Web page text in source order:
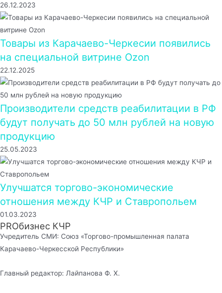
26.12.2023
Товары из Карачаево-Черкесии появились
на специальной витрине Ozon
22.12.2025
Производители средств реабилитации в РФ
будут получать до 50 млн рублей на новую
продукцию
25.05.2023
Улучшатся торгово-экономические
отношения между КЧР и Ставропольем
01.03.2023
PROбизнес КЧР
Учредитель СМИ: Союз «Торгово-промышленная палата
Карачаево-Черкесской Республики»
Главный редактор: Лайпанова Ф. Х.